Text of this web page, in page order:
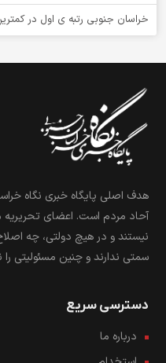
خراسان جنوبی رتبه ی اول در
هدف اصلی پایگاه خبری نگاه
آحاد مردم است. اعضای تحریریه
نیستند و در هیچ دولتی، چه
سمتی ندارند و چنین مسئولیتی را
دسترسی سریع
درباره ما